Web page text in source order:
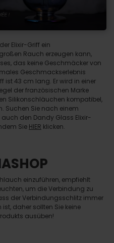
Elixir-Griff ein
Rauch erzeugen kann,
das keine Geschmäcker von
Geschmackserlebnis
ist 43 cm lang. Er wird in einer
der französischen Marke
Silikonschläuchen kompatibel,
Suchen Sie nach einem
den Dandy Glass Elixir-
Sie HIER klicken.
einzuführen, empfiehlt
um die Verbindung zu
der Verbindungsschlitz immer
daher sollten Sie keine
ausüben!